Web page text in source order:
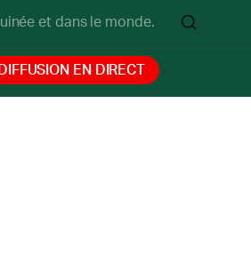
et dans le monde.
EN DIRECT